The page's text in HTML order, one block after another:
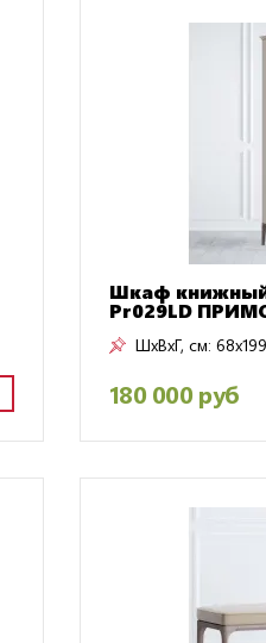
Шкаф
Pr029LD
ШxВxГ, см:
180 000 руб